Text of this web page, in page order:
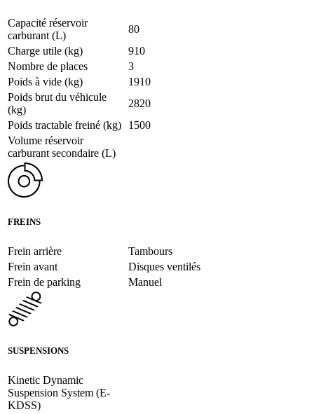
Capacité réservoir
carburant (L)
80
Charge utile (kg)
910
Nombre de places
3
Poids à vide (kg)
1910
Poids brut du véhicule
(kg)
2820
Poids tractable freiné (kg)
1500
Volume réservoir
carburant secondaire (L)
FREINS
Frein arrière
Tambours
Frein avant
Disques ventilés
Frein de parking
Manuel
SUSPENSIONS
Kinetic Dynamic
Suspension System (E-
KDSS)